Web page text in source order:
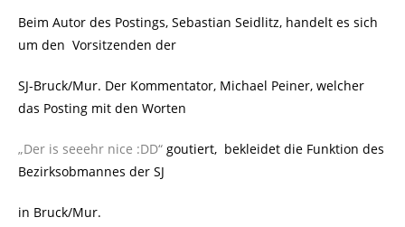
Beim Autor des Postings, Sebastian Seidlitz, handelt es sich
um den Vorsitzenden der
SJ-Bruck/Mur. Der Kommentator, Michael Peiner, welcher
das Posting mit den Worten
„Der is seeehr nice :DD“ goutiert, bekleidet die Funktion des
Bezirksobmannes der SJ
in Bruck/Mur.